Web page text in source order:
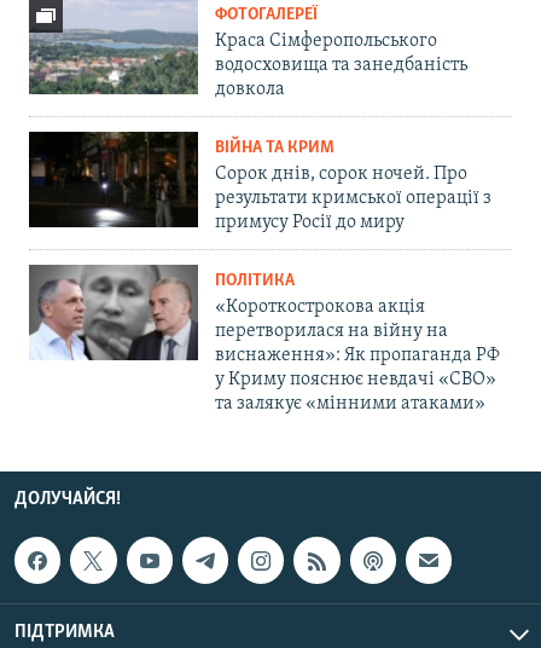
ФОТОГАЛЕРЕЇ
Краса Сімферопольського
водосховища та занедбаність
довкола
ВІЙНА ТА КРИМ
Сорок днів, сорок ночей. Про
результати кримської операції з
примусу Росії до миру
ПОЛІТИКА
«Короткострокова акція
перетворилася на війну на
виснаження»: Як пропаганда РФ
у Криму пояснює невдачі «СВО»
та залякує «мінними атаками»
ДОЛУЧАЙСЯ!
ПІДТРИМКА